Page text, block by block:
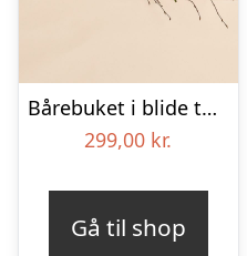
Bårebuket i blide toner
299,00 kr.
Gå til shop